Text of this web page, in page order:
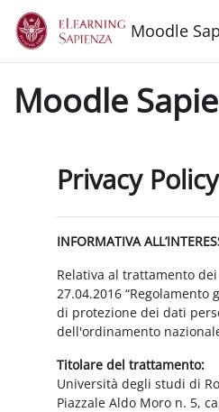
Salta al contenido principal
Moodle
Moodle
Privacy Policy
INFORMATIVA
Relativa al trattamento
27.04.2016 “Regolamento
di protezione dei dati
dell'ordinamento
Titolare del trattamento:
Università degli studi di
Piazzale Aldo Moro n. 5,